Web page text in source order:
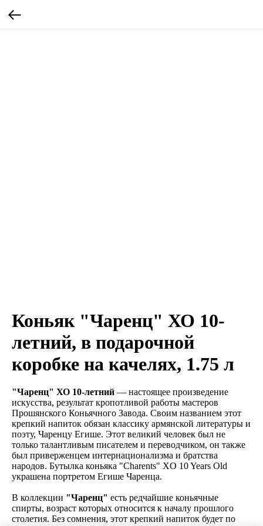
Коньяк "Чаренц" ХО 10-
летний, в подарочной
коробке на качелях, 1.75 л
"Чаренц" ХО 10-летний — настоящее произведение
искусства, результат кропотливой работы мастеров
Прошянского Коньячного Завода. Своим названием этот
крепкий напиток обязан классику армянской литературы и
поэту, Чаренцу Егише. Этот великий человек был не
только талантливым писателем и переводчиком, он также
был приверженцем интернационализма и братства
народов. Бутылка коньяка "Charents" XO 10 Years Old
украшена портретом Егише Чаренца.
В коллекции "Чаренц" есть редчайшие коньячные
спирты, возраст которых относится к началу прошлого
столетия. Без сомнения, этот крепкий напиток будет по